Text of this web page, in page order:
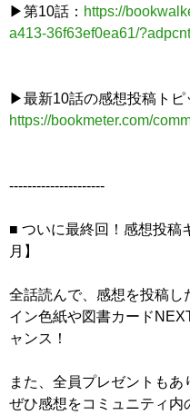
▶第10話： https://
a413-36f63ef0ea61/
▶最新10話の感想投稿トピ
https://bookmeter.com/
---------------------
■ ついに最終回！感想投稿
月】
全話読んで、感想を投稿し
イン色紙や図書カード
ャンス！
また、全員プレゼントもあ
ぜひ感想をコミュニティ内